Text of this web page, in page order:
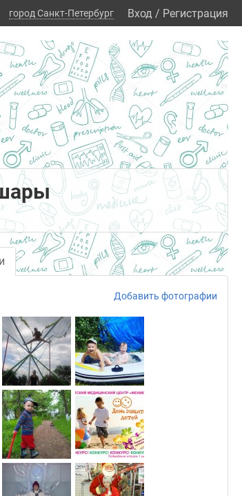
город Санкт-Петербург Вход / Регистрация
Добавить фотографии